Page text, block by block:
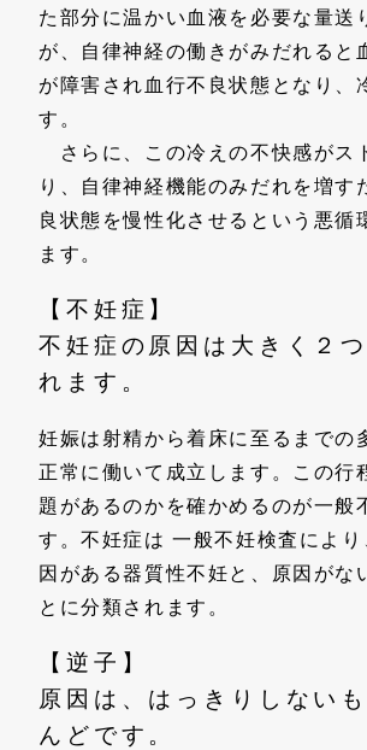
た部分に温かい血液を必要な量送
が、自律神経の働きがみだれると
が障害され血行不良状態となり、
す。
さらに、この冷えの不快感がス
り、自律神経機能のみだれを増す
良状態を慢性化させるという悪循
ます。
【不妊症】
不妊症の原因は大きく２
れます。
妊娠は射精から着床に至るまでの
正常に働いて成立します。この行
題があるのかを確かめるのが一般
す。不妊症は 一般不妊検査によ
因がある器質性不妊と、原因がな
とに分類されます。
【逆子】
原因は、はっきりしない
んどです。